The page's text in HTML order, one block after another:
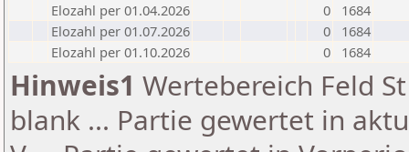
Elozahl per 01.04.2026
0
1684
Elozahl per 01.07.2026
0
1684
Elozahl per 01.10.2026
0 1684
Hinweis1 Wertebereich Feld
blank ... Partie gewertet in